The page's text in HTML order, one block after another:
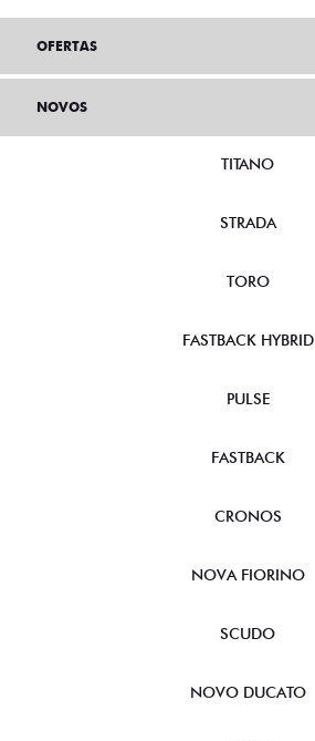
OFERTAS
NOVOS
TITANO
STRADA
TORO
FASTBACK HYBRID
PULSE
FASTBACK
CRONOS
NOVA FIORINO
SCUDO
NOVO DUCATO